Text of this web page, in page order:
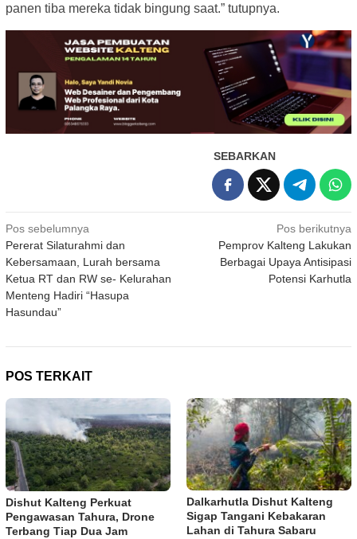
panen tiba mereka tidak bingung saat.” tutupnya.
SEBARKAN
Navigasi
pos
Pos sebelumnya
Pererat Silaturahmi dan
Kebersamaan, Lurah bersama
Ketua RT dan RW se- Kelurahan
Menteng Hadiri “Hasupa
Hasundau”
Pos berikutnya
Pemprov Kalteng Lakukan
Berbagai Upaya Antisipasi
Potensi Karhutla
POS TERKAIT
Dishut Kalteng Perkuat
Pengawasan Tahura, Drone
Terbang Tiap Dua Jam
Dalkarhutla Dishut Kalteng
Sigap Tangani Kebakaran
Lahan di Tahura Sabaru